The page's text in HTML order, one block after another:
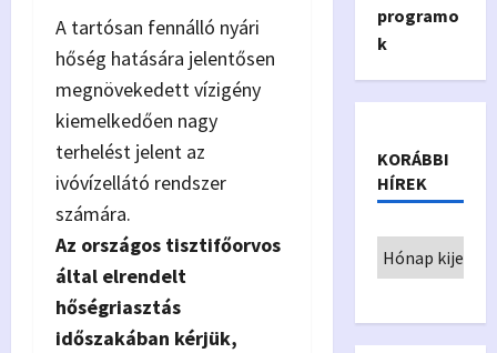
A tartósan fennálló nyári
hőség hatására jelentősen
megnövekedett vízigény
kiemelkedően nagy
terhelést jelent az
ivóvízellátó rendszer
számára.
Az országos tisztifőorvos
által elrendelt
hőségriasztás
időszakában kérjük,
programo
k
KORÁBBI
HÍREK